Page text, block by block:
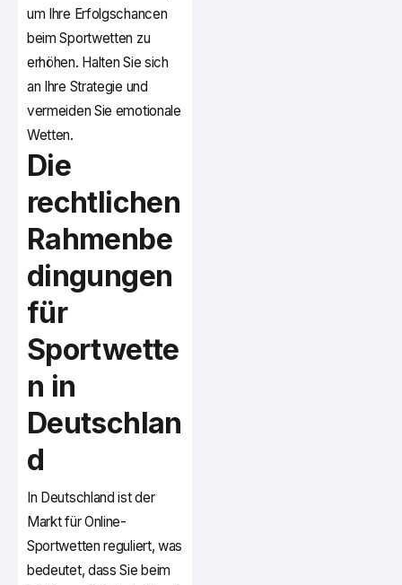
um Ihre Erfolgschancen
beim Sportwetten zu
erhöhen. Halten Sie sich
an Ihre Strategie und
vermeiden Sie emotionale
Wetten.
Die
rechtlichen
Rahmenbe
dingungen
für
Sportwette
n in
Deutschlan
d
In Deutschland ist der
Markt für Online-
Sportwetten reguliert, was
bedeutet, dass Sie beim